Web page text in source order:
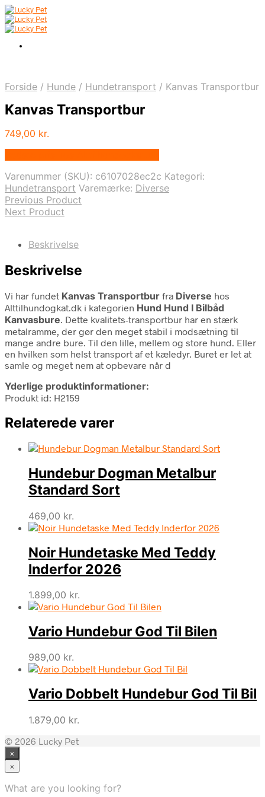
Forside / Hunde / Hundetransport / Kanvas Transportbur
Kanvas Transportbur
749,00 kr.
Varenummer (SKU): c6107028ec2c Kategori:
Hundetransport Varemærke: Diverse
Previous Product
Next Product
Beskrivelse
Beskrivelse
Vi har fundet Kanvas Transportbur fra Diverse hos
Alttilhundogkat.dk i kategorien Hund Hund I Bilbåd
Kanvasbure. Dette kvalitets-transportbur har en stærk
metalramme, der gør den meget stabil i modsætning til
mange andre bure. Til den lille, mellem og store hund. Eller
en hvilken som helst transport af et kæledyr. Buret er let at
samle og meget nem at opbevare når d
Yderlige produktinformationer:
Produkt id: H2159
Relaterede varer
Hundebur Dogman Metalbur
Standard Sort
469,00 kr.
Noir Hundetaske Med Teddy
Inderfor 2026
1.899,00 kr.
Vario Hundebur God Til Bilen
989,00 kr.
Vario Dobbelt Hundebur God Til Bil
1.879,00 kr.
© 2026 Lucky Pet
×
×
What are you looking for?